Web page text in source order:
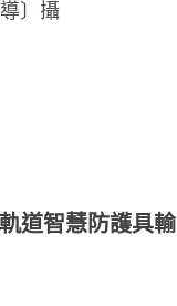
〕攝
道智慧防護具輸